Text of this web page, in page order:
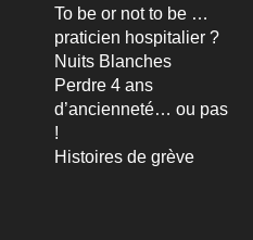
To be or not to be …
praticien hospitalier ?
Nuits Blanches
Perdre 4 ans
d’ancienneté… ou pas
!
Histoires de grève